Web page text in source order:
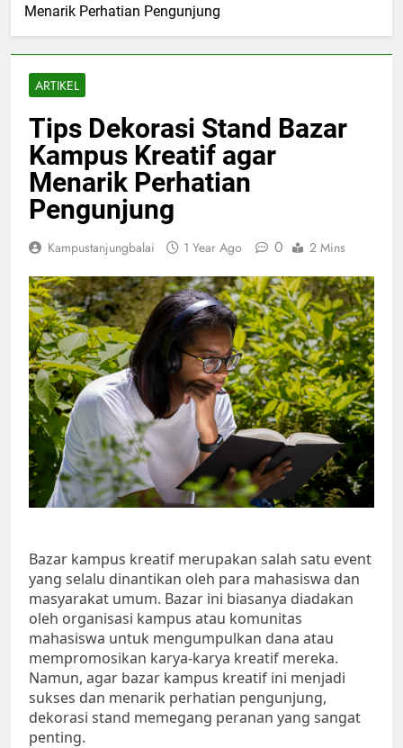
Menarik Perhatian Pengunjung
ARTIKEL
Tips Dekorasi Stand Bazar
Kampus Kreatif agar
Menarik Perhatian
Pengunjung
Kampustanjungbalai 1 Year Ago 0 2 Mins
Bazar kampus kreatif merupakan salah satu event
yang selalu dinantikan oleh para mahasiswa dan
masyarakat umum. Bazar ini biasanya diadakan
oleh organisasi kampus atau komunitas
mahasiswa untuk mengumpulkan dana atau
mempromosikan karya-karya kreatif mereka.
Namun, agar bazar kampus kreatif ini menjadi
sukses dan menarik perhatian pengunjung,
dekorasi stand memegang peranan yang sangat
penting.